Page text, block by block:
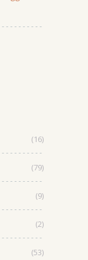
(16)
(79)
(9)
(2)
(53)